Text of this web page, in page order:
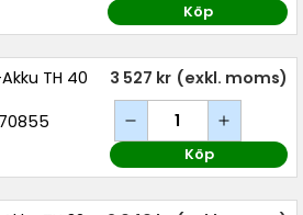
Köp
TH 40
3 527 kr (exkl. moms)
Köp